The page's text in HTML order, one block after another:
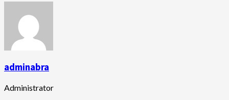
adminabra
Administrator